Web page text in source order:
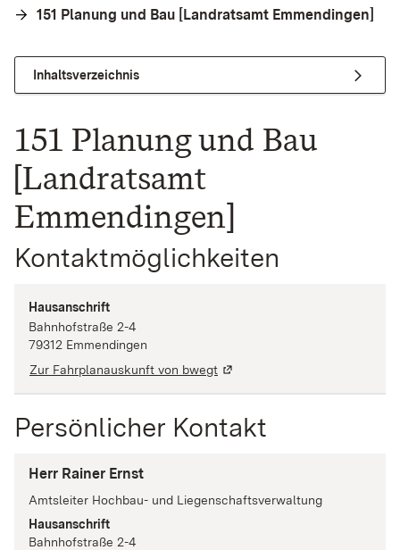
151 Planung und Bau [Landratsamt Emmendingen]
Inhaltsverzeichnis
151 Planung und Bau
[Landratsamt
Emmendingen]
Kontaktmöglichkeiten
Hausanschrift
Bahnhofstraße 2-4
79312 Emmendingen
Zur Fahrplanauskunft von bwegt
Persönlicher Kontakt
Herr Rainer Ernst
Amtsleiter Hochbau- und Liegenschaftsverwaltung
Hausanschrift
Bahnhofstraße 2-4